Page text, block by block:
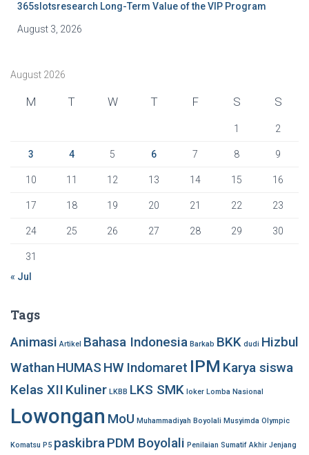
365slotsresearch Long-Term Value of the VIP Program
August 3, 2026
August 2026
M T W T F S S
1 2
3 4 5 6 7 8 9
10 11 12 13 14 15 16
17 18 19 20 21 22 23
24 25 26 27 28 29 30
31
« Jul
Tags
Animasi Artikel Bahasa Indonesia Barkab BKK dudi Hizbul
WathanHUMAS HW Indomaret IPM Karya siswa
Kelas XII Kuliner LKBB LKS SMK loker Lomba Nasional
Lowongan MoU Muhammadiyah Boyolali Musyimda Olympic
Komatsu P5 paskibraPDM Boyolali Penilaian Sumatif Akhir Jenjang